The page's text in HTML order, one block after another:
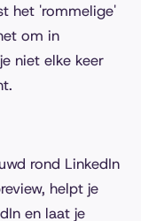
het 'rommelige'
om in
niet elke keer
rond LinkedIn
helpt je
en laat je